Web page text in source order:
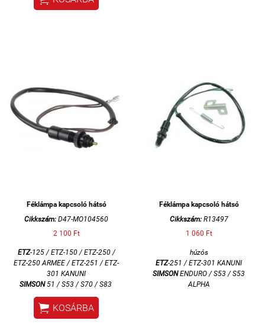
Féklámpa kapcsoló hátsó
Cikkszám: D47-MO104560
2 100 Ft
ETZ-125 / ETZ-150 / ETZ-250 /
ETZ-250 ARMEE / ETZ-251 / ETZ-
301 KANUNI
SIMSON51 / S53 / S70 / S83
 KOSÁRBA
Féklámpa kapcsoló hátsó
Cikkszám:R13497
1 060 Ft
húzós
ETZ-251 / ETZ-301 KANUNI
SIMSONENDURO / S53 / S53
ALPHA